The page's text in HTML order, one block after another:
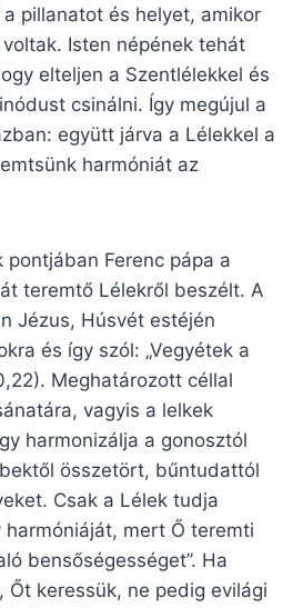
pillanatot és helyet, amikor
Isten népének tehát
elteljen a Szentlélekkel és
csinálni. Így megújul a
együtt járva a Lélekkel a
harmóniát az
pontjában Ferenc pápa a
teremtő Lélekről beszélt. A
Jézus, Húsvét estéjén
és így szól: „Vegyétek a
Meghatározott céllal
vagyis a lelkek
harmonizálja a gonosztól
összetört, bűntudattól
Csak a Lélek tudja
harmóniáját, mert Ő teremti
bensőségességet”. Ha
Őt keressük, ne pedig evilági